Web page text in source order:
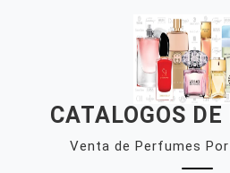
CATALOGOS
Venta de Perfumes